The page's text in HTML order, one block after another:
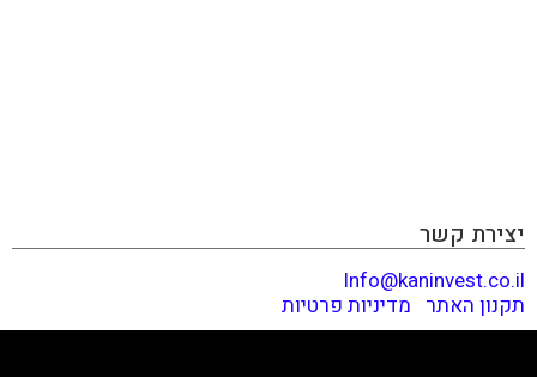
יצירת קשר
Info@kaninvest.co.il
תקנון האתר מדיניות פרטיות